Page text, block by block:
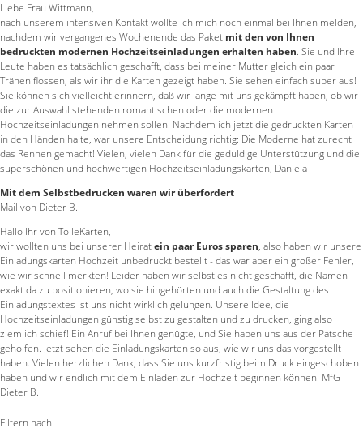
Liebe Frau Wittmann,
nach unserem intensiven Kontakt wollte ich mich noch einmal bei Ihnen melden,
nachdem wir vergangenes Wochenende das Paket mit den von Ihnen
bedruckten modernen Hochzeitseinladungen erhalten haben. Sie und Ihre
Leute haben es tatsächlich geschafft, dass bei meiner Mutter gleich ein paar
Tränen flossen, als wir ihr die Karten gezeigt haben. Sie sehen einfach super aus!
Sie können sich vielleicht erinnern, daß wir lange mit uns gekämpft haben, ob wir
die zur Auswahl stehenden romantischen oder die modernen
Hochzeitseinladungen nehmen sollen. Nachdem ich jetzt die gedruckten Karten
in den Händen halte, war unsere Entscheidung richtig: Die Moderne hat zurecht
das Rennen gemacht! Vielen, vielen Dank für die geduldige Unterstützung und die
superschönen und hochwertigen Hochzeitseinladungskarten, Daniela
Mit dem Selbstbedrucken waren wir überfordert
Mail von Dieter B.:
Hallo Ihr von TolleKarten,
wir wollten uns bei unserer Heiratein paar Euros sparen, also haben wir unsere
Einladungskarten Hochzeit unbedruckt bestellt - das war aber ein großer Fehler,
wie wir schnell merkten! Leider haben wir selbst es nicht geschafft, die Namen
exakt da zu positionieren, wo sie hingehörten und auch die Gestaltung des
Einladungstextes ist uns nicht wirklich gelungen. Unsere Idee, die
Hochzeitseinladungen günstig selbst zu gestalten und zu drucken, ging also
ziemlich schief! Ein Anruf bei Ihnen genügte, und Sie haben uns aus der Patsche
geholfen. Jetzt sehen die Einladungskarten so aus, wie wir uns das vorgestellt
haben. Vielen herzlichen Dank, dass Sie uns kurzfristig beim Druck eingeschoben
haben und wir endlich mit dem Einladen zur Hochzeit beginnen können. MfG
Dieter B.
Filtern nach